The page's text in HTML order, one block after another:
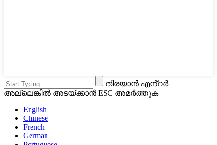
തിരയാൻ എൻ്റർ
അല്ലെങ്കിൽ അടയ്ക്കാൻ ESC അമർത്തുക
English
Chinese
French
German